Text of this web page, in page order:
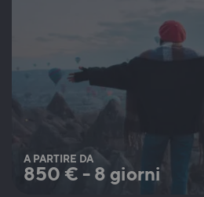
A PARTIRE DA
850 € - 8 giorni